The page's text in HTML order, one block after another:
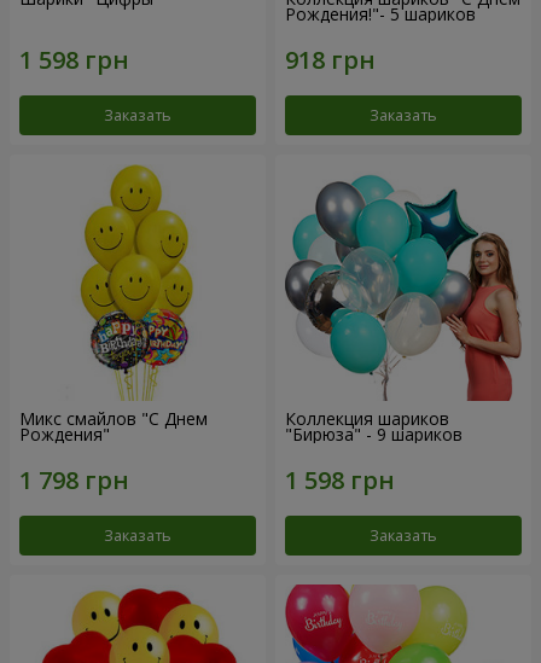
Заказать
Рождения!"- 5 шариков
Заказать
Микс смайлов "C Днем
Рождения"
Заказать
Коллекция шариков
"Бирюза" - 9 шариков
Заказать